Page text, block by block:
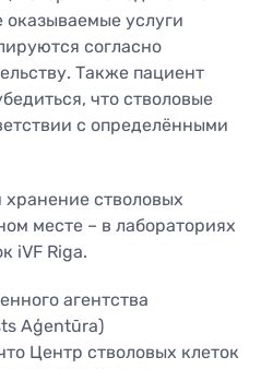
услуги
согласно
Также пациент
что стволовые
с определёнными
стволовых
месте – в лабораториях
iVF Riga.
агентства
Aģentūra)
Центр стволовых клеток